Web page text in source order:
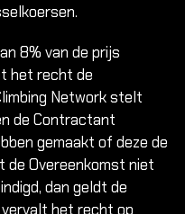
8% van de prijs
het recht de
Network stelt
de Contractant
gemaakt of deze de
de Overeenkomst niet
dan geldt de
het recht op